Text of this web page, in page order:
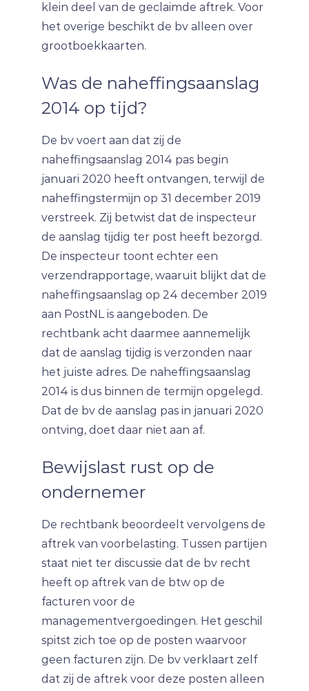
klein deel van de geclaimde aftrek. Voor
het overige beschikt de bv alleen over
grootboekkaarten.
Was de naheffingsaanslag
2014 op tijd?
De bv voert aan dat zij de
naheffingsaanslag 2014 pas begin
januari 2020 heeft ontvangen, terwijl de
naheffingstermijn op 31 december 2019
verstreek. Zij betwist dat de inspecteur
de aanslag tijdig ter post heeft bezorgd.
De inspecteur toont echter een
verzendrapportage, waaruit blijkt dat de
naheffingsaanslag op 24 december 2019
aan PostNL is aangeboden. De
rechtbank acht daarmee aannemelijk
dat de aanslag tijdig is verzonden naar
het juiste adres. De naheffingsaanslag
2014 is dus binnen de termijn opgelegd.
Dat de bv de aanslag pas in januari 2020
ontving, doet daar niet aan af.
Bewijslast rust op de
ondernemer
De rechtbank beoordeelt vervolgens de
aftrek van voorbelasting. Tussen partijen
staat niet ter discussie dat de bv recht
heeft op aftrek van de btw op de
facturen voor de
managementvergoedingen. Het geschil
spitst zich toe op de posten waarvoor
geen facturen zijn. De bv verklaart zelf
dat zij de aftrek voor deze posten alleen